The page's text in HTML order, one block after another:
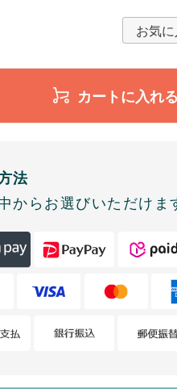
お気
カートに入れる
法
からお選びいただけま